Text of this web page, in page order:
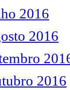
2016
2016
2016